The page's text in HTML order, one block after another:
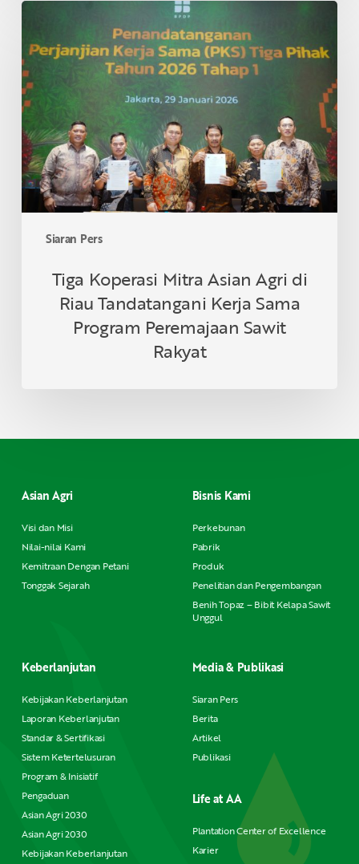
Siaran Pers
Tiga
Mitra
Asian
Agri
di
Riau
Tandatangani
Kerja
Sama
Program
Peremajaan
RakyatTiga Koperasi Mitra Asian Agri di
Riau Tandatangani Kerja Sama
Program Peremajaan Sawit
Rakyat
Asian Agri
Visi dan Misi
Nilai-nilai Kami
Kemitraan Dengan Petani
Tonggak Sejarah
Bisnis Kami
Perkebunan
Pabrik
Produk
Penelitian dan Pengembangan
Benih Topaz – Bibit Kelapa Sawit
Unggul
Keberlanjutan
Kebijakan Keberlanjutan
Laporan Keberlanjutan
Standar & Sertifikasi
Sistem Ketertelusuran
Program & Inisiatif
Pengaduan
Asian Agri 2030
Asian Agri 2030
Kebijakan Keberlanjutan
Media & Publikasi
Siaran Pers
Berita
Artikel
Publikasi
Life at AA
Plantation Center of Excellence
Karier